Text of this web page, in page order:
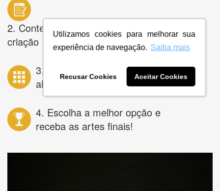
Utilizamos cookies para melhorar sua
experiência de navegação. Saiba mais
Recusar Cookies Aceitar Cookies
2. Conte pra gente o que você deseja na
criação
3. Receba dezenas de opções e peça
alterações ilimitadas
4. Escolha a melhor opção e
receba as artes finais!